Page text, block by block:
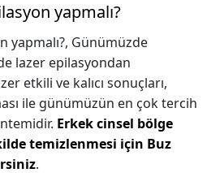
yapmalı?
yapmalı?, Günümüzde
lazer epilasyondan
etkili ve kalıcı sonuçları,
ile günümüzün en çok tercih
Erkek cinsel bölge
temizlenmesi için Buz
.